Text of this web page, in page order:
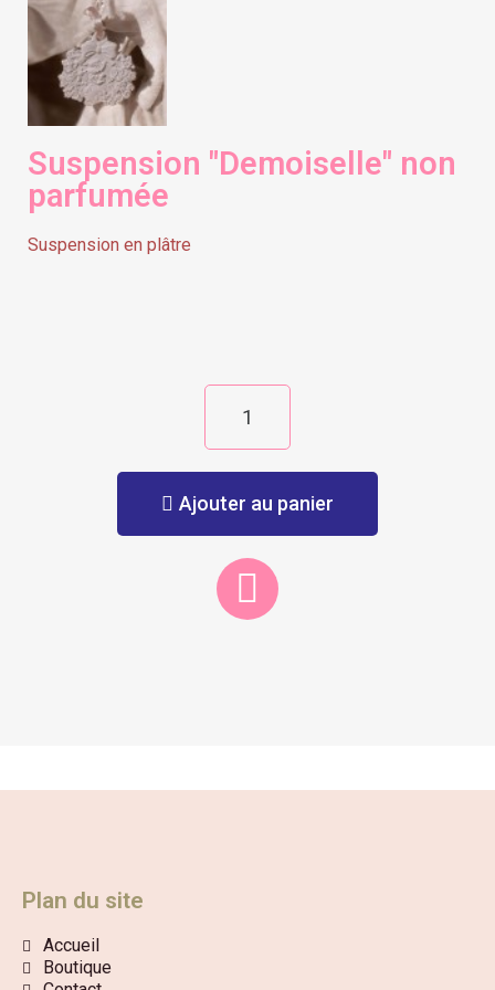
Suspension "Demoiselle" non
parfumée
Suspension en plâtre
Ajouter au panier
Plan du site
Accueil
Boutique